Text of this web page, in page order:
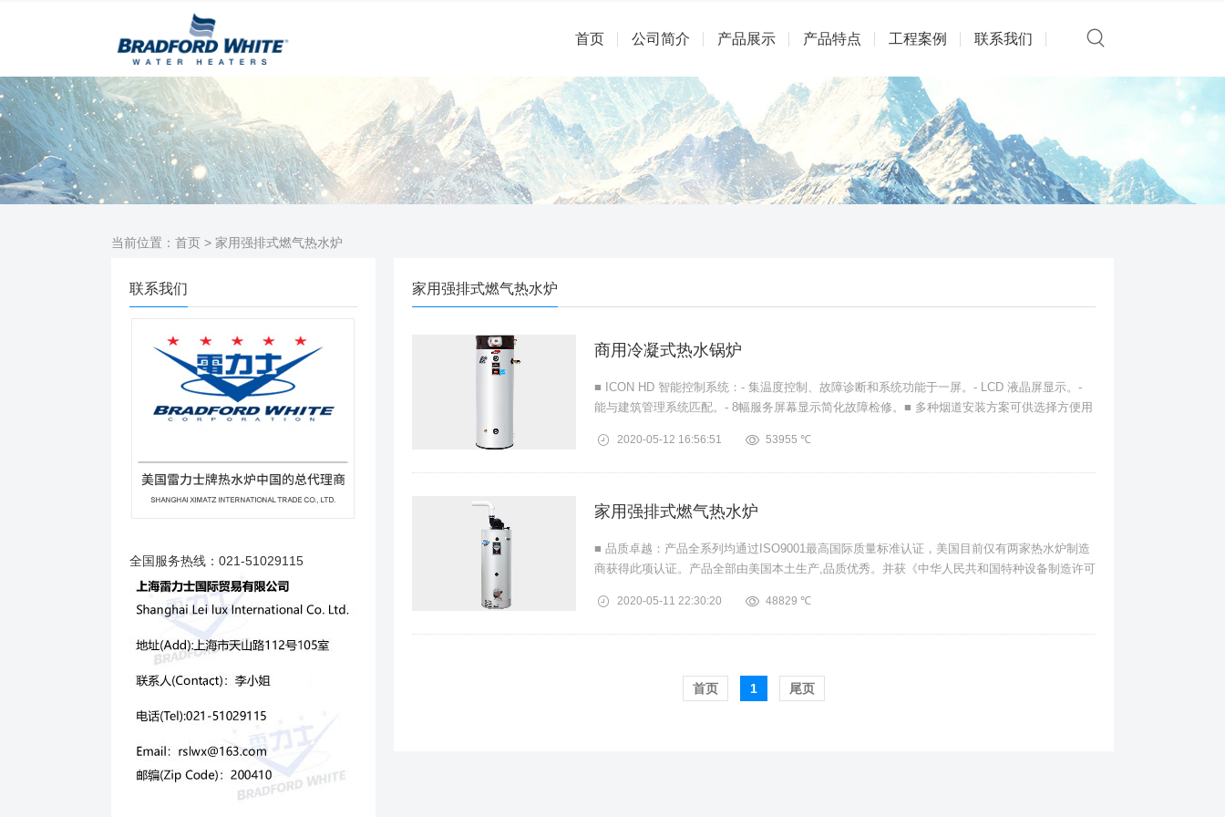
首页 公司简介 产品展示 产品特点 工程案例 联系我们
当前位置： 首页 > 家用强排式燃气热水炉
联系我们
全国服务热线：021-51029115
家用强排式燃气热水炉
商用冷凝式热水锅炉
■ ICON HD 智能控制系统：- 集温度控制、故障诊断和系统功能于一屏。- LCD 液晶屏显示。-
能与建筑管理系统匹配。- 8幅服务屏幕显示简化故障检修。■ 多种烟道安装方案可供选择方便用
2020-05-12 16:56:51 53955 ℃
家用强排式燃气热水炉
■ 品质卓越：产品全系列均通过ISO9001最高国际质量标准认证，美国目前仅有两家热水炉制造
商获得此项认证。产品全部由美国本土生产,品质优秀。并获《中华人民共和国特种设备制造许可
2020-05-11 22:30:20 48829 ℃
首页️ 1 尾页